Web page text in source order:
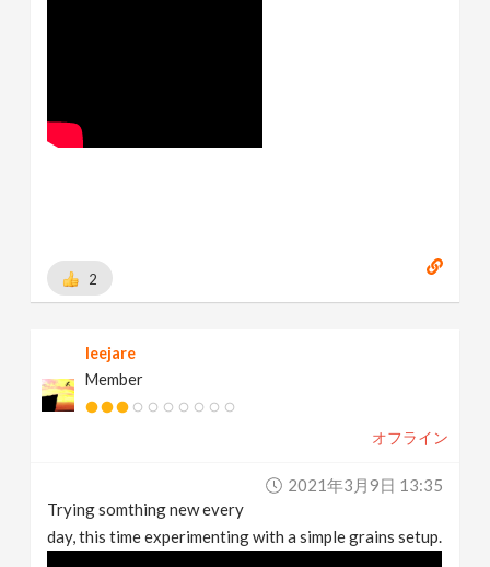
2
leejare
Member
オフライン
2021年3月9日 13:35
Trying somthing new every
day, this time experimenting with a simple grains setup.